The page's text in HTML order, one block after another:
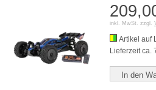
inkl. MwSt. zzgl.
Artikel auf
Lieferzeit ca.
In den